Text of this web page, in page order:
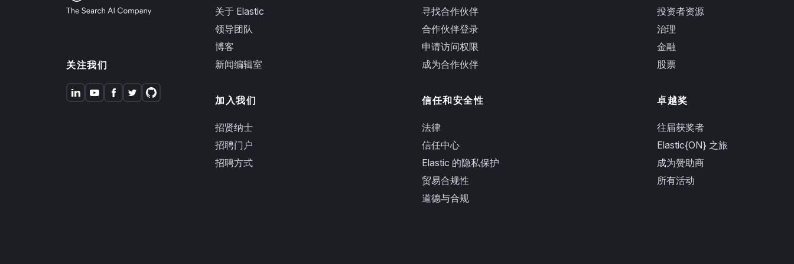
关注我们
关于 Elastic
领导团队
博客
新闻编辑室
加入我们
招贤纳士
招聘门户
招聘方式
寻找合作伙伴
合作伙伴登录
申请访问权限
成为合作伙伴
信任和安全性
法律
信任中心
Elastic 的隐私保护
贸易合规性
道德与合规
投资者资源
治理
金融
股票
卓越奖
往届获奖者
Elastic{ON} 之旅
成为赞助商
所有活动